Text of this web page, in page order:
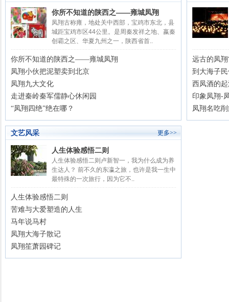
你所不知道的陕西之——雍城凤翔
凤翔古称雍，地处关中西部，宝鸡市东北，县
城距宝鸡市区44公里。是周秦发祥之地、嬴秦
创霸之区、华夏九州之一，陕西省首..
你所不知道的陕西之——雍城凤翔
凤翔小伙把泥塑卖到北京
凤翔九大文化
走进秦岭秦军儒静心休闲园
“凤翔四绝”绝在哪？
远古的凤翔
到大海子
西凤酒的
印象凤翔-
凤翔名吃
文艺风采 更多>>
人生体验感悟二则
人生体验感悟二则卢新智一，我为什么成为养
生达人？ 前不久的东瀛之旅，也许是我一生中
最特殊的一次旅行，因为它不..
人生体验感悟二则
苦难与大爱塑造的人生
马年说马村
凤翔大海子散记
凤翔笙萧园碑记